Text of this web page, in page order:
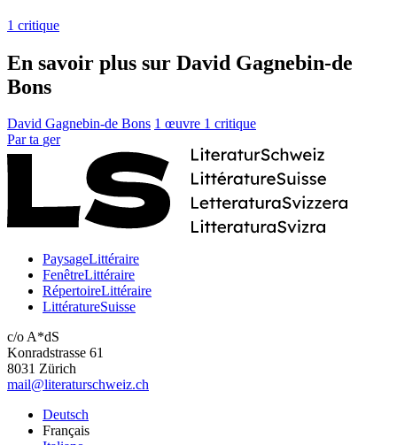
1 critique
En savoir plus sur David Gagnebin-de
Bons
David Gagnebin-de Bons 1 œuvre 1 critique
Par ta ger
PaysageLittéraire
FenêtreLittéraire
RépertoireLittéraire
LittératureSuisse
c/o A*dS
Konradstrasse 61
8031 Zürich
mail@literaturschweiz.ch
Deutsch
Français